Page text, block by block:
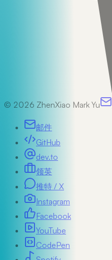
© 2026 ZhenXiao Mark Yu
邮件
GitHub
dev.to
领英
推特 / X
Instagram
Facebook
YouTube
CodePen